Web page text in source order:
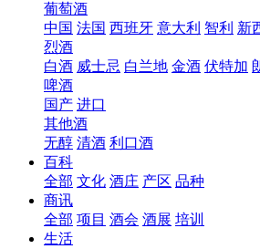
葡萄酒
中国 法国 西班牙 意大利 智利 新
烈酒
白酒 威士忌 白兰地 金酒 伏特加
啤酒
国产 进口
其他酒
无醇 清酒 利口酒
百科
全部 文化 酒庄 产区 品种
商讯
全部 项目 酒会 酒展 培训
生活